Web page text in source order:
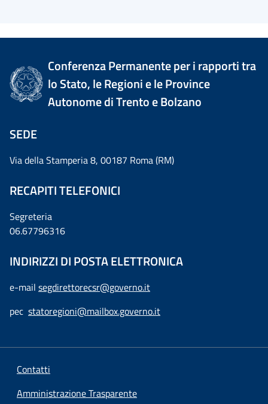
Conferenza Permanente per i rapporti tra
lo Stato, le Regioni e le Province
Autonome di Trento e Bolzano
SEDE
Via della Stamperia 8, 00187 Roma (RM)
RECAPITI TELEFONICI
Segreteria
06.67796316
INDIRIZZI DI POSTA ELETTRONICA
e-mail segdirettorecsr@governo.it
pec statoregioni@mailbox.governo.it
Contatti
Amministrazione Trasparente